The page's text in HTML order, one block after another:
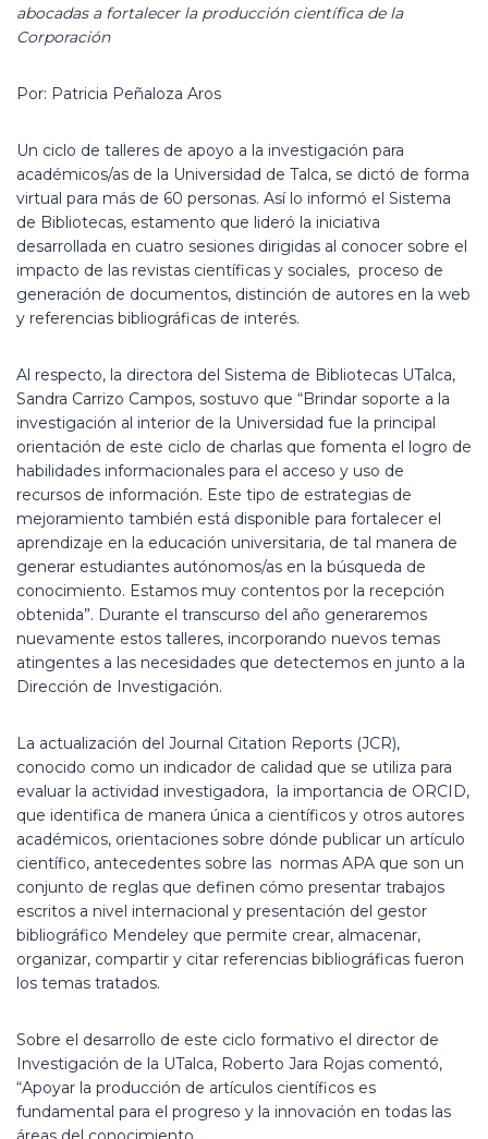
abocadas a fortalecer la producción científica de la
Corporación
Por: Patricia Peñaloza Aros
Un ciclo de talleres de apoyo a la investigación para
académicos/as de la Universidad de Talca, se dictó de forma
virtual para más de 60 personas. Así lo informó el Sistema
de Bibliotecas, estamento que lideró la iniciativa
desarrollada en cuatro sesiones dirigidas al conocer sobre el
impacto de las revistas científicas y sociales, proceso de
generación de documentos, distinción de autores en la web
y referencias bibliográficas de interés.
Al respecto, la directora del Sistema de Bibliotecas UTalca,
Sandra Carrizo Campos, sostuvo que “Brindar soporte a la
investigación al interior de la Universidad fue la principal
orientación de este ciclo de charlas que fomenta el logro de
habilidades informacionales para el acceso y uso de
recursos de información. Este tipo de estrategias de
mejoramiento también está disponible para fortalecer el
aprendizaje en la educación universitaria, de tal manera de
generar estudiantes autónomos/as en la búsqueda de
conocimiento. Estamos muy contentos por la recepción
obtenida”. Durante el transcurso del año generaremos
nuevamente estos talleres, incorporando nuevos temas
atingentes a las necesidades que detectemos en junto a la
Dirección de Investigación.
La actualización del Journal Citation Reports (JCR),
conocido como un indicador de calidad que se utiliza para
evaluar la actividad investigadora, la importancia de ORCID,
que identifica de manera única a científicos y otros autores
académicos, orientaciones sobre dónde publicar un artículo
científico, antecedentes sobre las normas APA que son un
conjunto de reglas que definen cómo presentar trabajos
escritos a nivel internacional y presentación del gestor
bibliográfico Mendeley que permite crear, almacenar,
organizar, compartir y citar referencias bibliográficas fueron
los temas tratados.
Sobre el desarrollo de este ciclo formativo el director de
Investigación de la UTalca, Roberto Jara Rojas comentó,
“Apoyar la producción de artículos científicos es
fundamental para el progreso y la innovación en todas las